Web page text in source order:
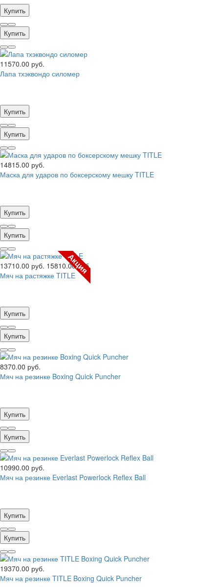
Купить
Купить
11570.00 руб.
Лапа тхэквондо силомер
Купить
Купить
14815.00 руб.
Маска для ударов по боксерскому мешку TITLE
Купить
Купить
Акция
13710.00 руб. 15810.00 руб.
Мяч на растяжке TITLE
Купить
Купить
8370.00 руб.
Мяч на резинке Boxing Quick Puncher
Купить
Купить
10990.00 руб.
Мяч на резинке Everlast Powerlock Reflex Ball
Купить
Купить
19370.00 руб.
Мяч на резинке TITLE Boxing Quick Puncher